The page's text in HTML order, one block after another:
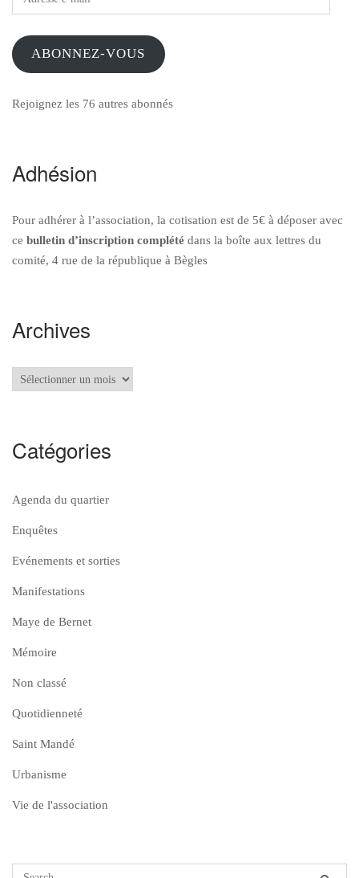
e-
ABONNEZ-VOUS
Rejoignez les 76 autres abonnés
Adhésion
Pour adhérer à l’association, la cotisation est de 5€ à déposer avec
ce bulletin d’inscription complété dans la boîte aux lettres du
comité, 4 rue de la république à Bègles
Archives
Archives
Catégories
Agenda du quartier
Enquêtes
Evénements et sorties
Manifestations
Maye de Bernet
Mémoire
Non classé
Quotidienneté
Saint Mandé
Urbanisme
Vie de l'association